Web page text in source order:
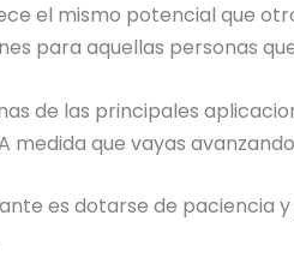
el mismo potencial que
para aquellas personas
de las principales
medida que vayas
es dotarse de paciencia